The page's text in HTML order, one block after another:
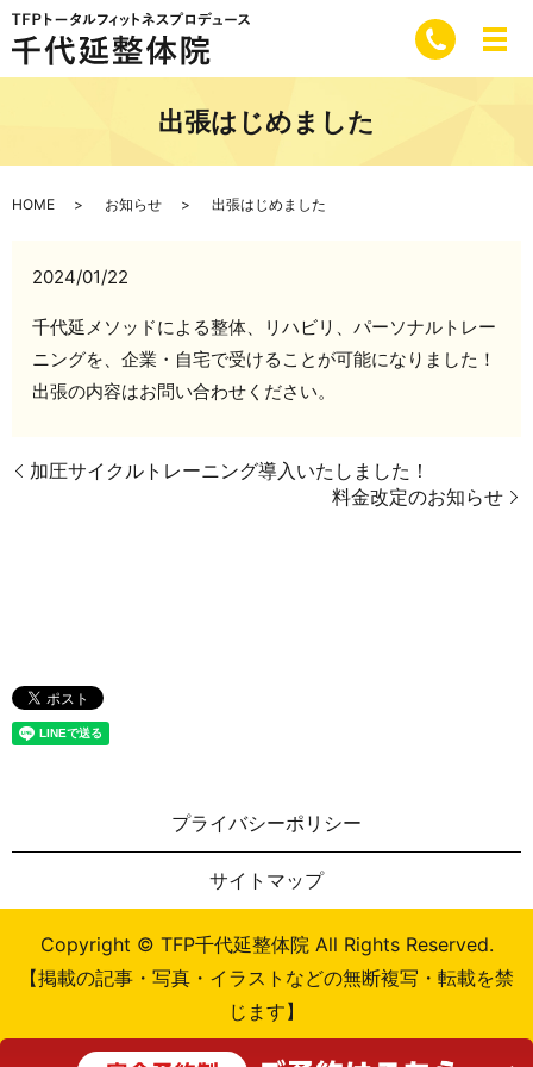
出張はじめました
HOME お知らせ 出張はじめました
2024/01/22
千代延メソッドによる整体、リハビリ、パーソナルトレー
ニングを、企業・自宅で受けることが可能になりました！
出張の内容はお問い合わせください。
加圧サイクルトレーニング導入いたしました！
料金改定のお知らせ
プライバシーポリシー
サイトマップ
Copyright © TFP千代延整体院 All Rights Reserved.
【掲載の記事・写真・イラストなどの無断複写・転載を禁
じます】